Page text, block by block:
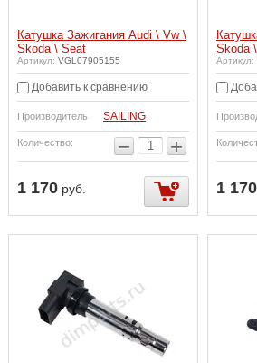
Катушка Зажигания Audi \ Vw \
Skoda \ Seat
Артикул: VGL07905155
Добавить к сравнению
Производитель SAILING
Количество: − +
1 170 руб.
Skoda
Артикул:
1 170